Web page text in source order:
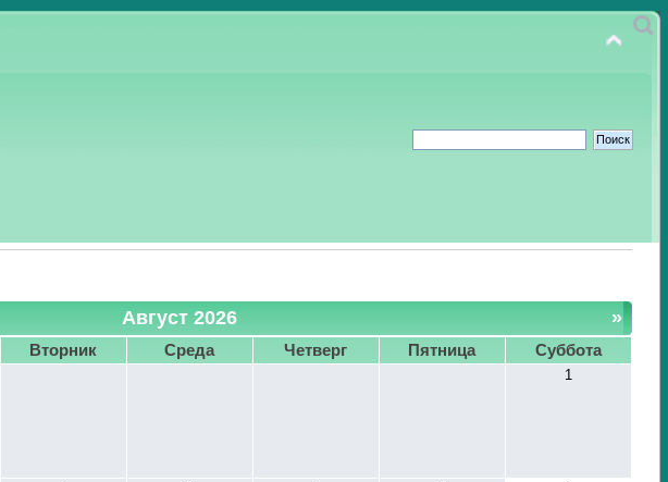
»
Август 2026
Вторник Среда Четверг Пятница Суббота
1